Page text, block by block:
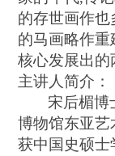
的存世画作
的马画略作
核心发展出的
主讲人简介：
宋后楣博
博物馆东亚艺
获中国史硕